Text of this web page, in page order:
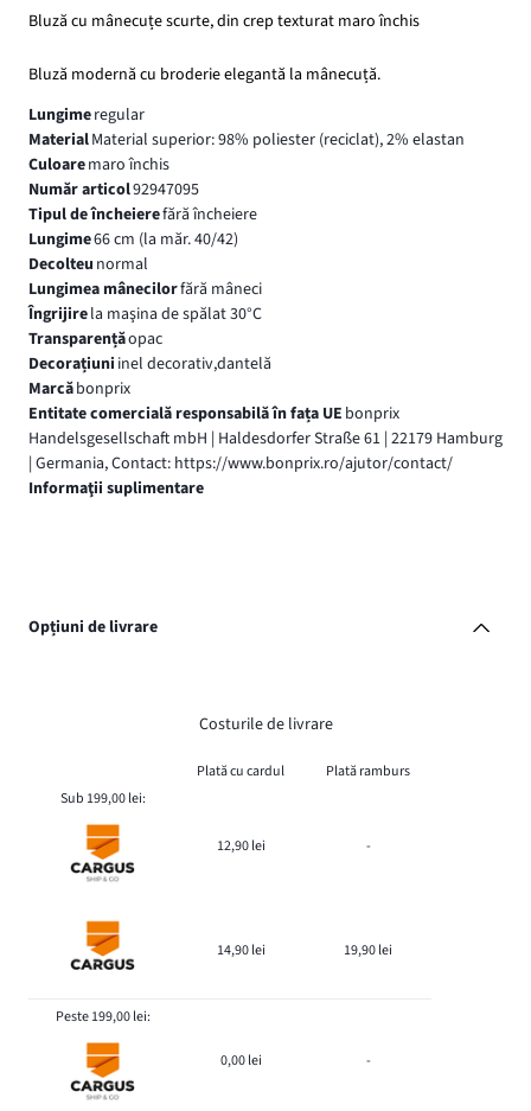
Bluză cu mânecuțe scurte, din crep texturat maro închis
Bluză modernă cu broderie elegantă la mânecuță.
Lungimeregular
MaterialMaterial superior: 98% poliester (reciclat), 2% elastan
Culoaremaro închis
Număr articol92947095
Tipul de încheierefără încheiere
Lungime66 cm (la măr. 40/42)
Decolteu normal
Lungimea mânecilorfără mâneci
Îngrijirela maşina de spălat 30°C
Transparențăopac
Decorațiuni inel decorativ,dantelă
Marcăbonprix
Entitate comercială responsabilă în fața UE bonprix
Handelsgesellschaft mbH | Haldesdorfer Straße 61 | 22179 Hamburg
| Germania, Contact: https://www.bonprix.ro/ajutor/contact/
Informaţii suplimentare
Opțiuni de livrare
Costurile de livrare
Plată cu cardul
Plată ramburs
Sub 199,00 lei:
12,90 lei -
14,90 lei 19,90 lei
Peste 199,00 lei:
0,00 lei -